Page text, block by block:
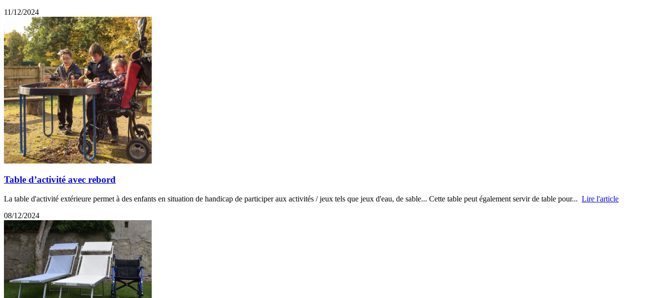
11/12/2024
Table d’activité avec rebord
La table d'activité extérieure permet à des enfants en situation de handicap de participer aux activités / jeux tels que jeux d'eau, de sable... Cette table peut également servir de table pour... Lire l'article
08/12/2024